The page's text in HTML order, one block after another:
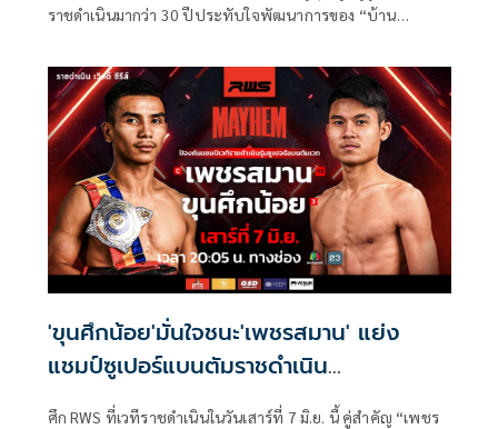
ราชดำเนินมากว่า 30 ปีประทับใจพัฒนาการของ “บ้าน
วันที่มีการชก ชี้วงปี่มวยไทยคือองค์ประกอบสำคัญของมวยไทย
ที่แท้จริง
'ขุนศึกน้อย'มั่นใจชนะ'เพชรสมาน' แย่ง
แชมป์ซูเปอร์แบนตัมราชดำเนิน
ศึกRWSเสาร์7มิ.ย.นี้
ศึก RWS ที่เวทีราชดำเนินในวันเสาร์ที่ 7 มิ.ย. นี้ คู่สำคัญ “เพชร